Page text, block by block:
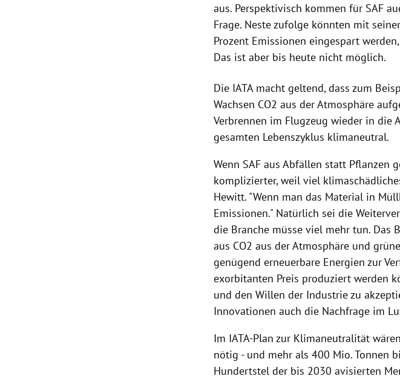
aus. Perspektivisch kommen für SAF
Frage. Neste zufolge könnten mit
Prozent Emissionen eingespart
Das ist aber bis heute nicht möglich.
Die IATA macht geltend, dass zum
Wachsen CO2 aus der Atmosphäre
Verbrennen im Flugzeug wieder in die
gesamten Lebenszyklus klimaneutral.
Wenn SAF aus Abfällen statt Pflanzen
komplizierter, weil viel
Hewitt. "Wenn man das Material in
Emissionen." Natürlich sei die
die Branche müsse viel mehr tun. Das
aus CO2 aus der Atmosphäre und
genügend erneuerbare Energien zur
exorbitanten Preis produziert werden
und den Willen der Industrie zu
Innovationen auch die Nachfrage im
Im IATA-Plan zur Klimaneutralität
nötig - und mehr als 400 Mio. Tonnen
Hundertstel der bis 2030 avisierten